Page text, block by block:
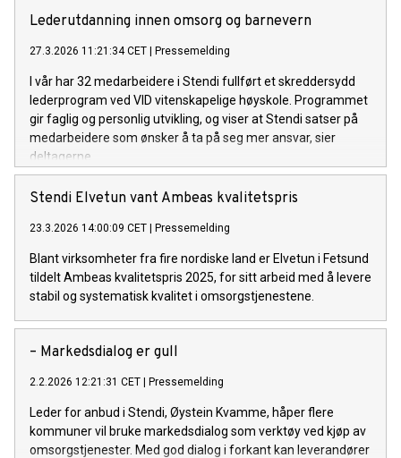
Lederutdanning innen omsorg og barnevern
27.3.2026 11:21:34 CET | Pressemelding
I vår har 32 medarbeidere i Stendi fullført et skreddersydd
lederprogram ved VID vitenskapelige høyskole. Programmet
gir faglig og personlig utvikling, og viser at Stendi satser på
medarbeidere som ønsker å ta på seg mer ansvar, sier
deltagerne.
Stendi Elvetun vant Ambeas kvalitetspris
23.3.2026 14:00:09 CET | Pressemelding
Blant virksomheter fra fire nordiske land er Elvetun i Fetsund
tildelt Ambeas kvalitetspris 2025, for sitt arbeid med å levere
stabil og systematisk kvalitet i omsorgstjenestene.
– Markedsdialog er gull
2.2.2026 12:21:31 CET | Pressemelding
Leder for anbud i Stendi, Øystein Kvamme, håper flere
kommuner vil bruke markedsdialog som verktøy ved kjøp av
omsorgstjenester. Med god dialog i forkant kan leverandører